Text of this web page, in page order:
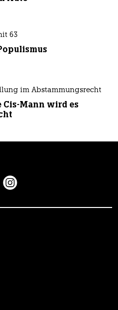
63
im Abstammungsrecht
Cis-Mann wird es